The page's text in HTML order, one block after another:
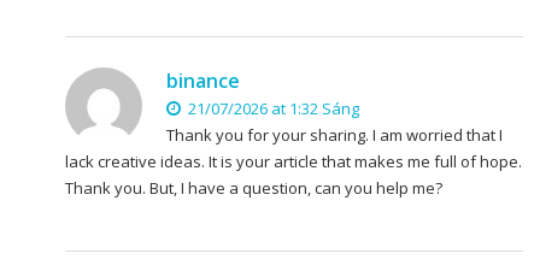
binance
21/07/2026 at 1:32 Sáng
Thank you for your sharing. I am worried that I
lack creative ideas. It is your article that makes me full of hope.
Thank you. But, I have a question, can you help me?